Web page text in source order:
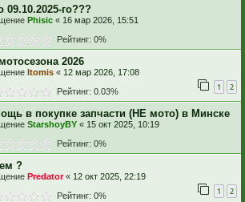
го???
Phisic « 16 мар 2026, 15:51
Рейтинг: 0%
2026
Itomis « 12 мар 2026, 17:08
1 2
Рейтинг: 0.03%
в покупке запчасти (НЕ мото) в Минске
StarshoyBY « 15 окт 2025, 10:19
Рейтинг: 0%
?
Predator« 12 окт 2025, 22:19
1 2
Рейтинг: 0%